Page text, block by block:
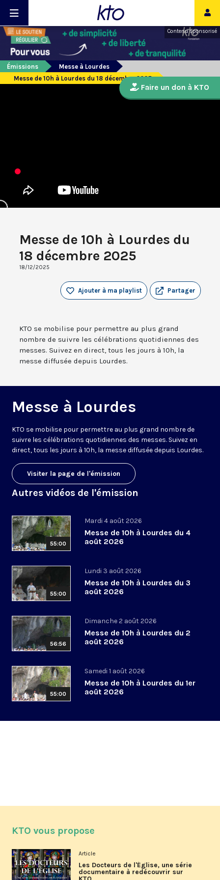
Contenu sponsorisé
Émissions
Messe à Lourdes
Messe de 10h à Lourdes du 18 décembre 2025
Messe de 10h à Lourdes du
18 décembre 2025
18/12/2025
Partager
Ajouter à ma playlist
KTO se mobilise pour permettre au plus grand
nombre de suivre les célébrations quotidiennes des
messes. Suivez en direct, tous les jours à 10h, la
messe diffusée depuis Lourdes.
Messe à Lourdes
KTO se mobilise pour permettre au plus grand nombre de
suivre les célébrations quotidiennes des messes. Suivez en
direct, tous les jours à 10h, la messe diffusée depuis Lourdes.
Visiter la page de l'émission
Autres vidéos de l'émission
55:00
Mardi 4 août 2026
Messe de 10h à Lourdes du 4
août 2026
55:00
Lundi 3 août 2026
Messe de 10h à Lourdes du 3
août 2026
56:56
Dimanche 2 août 2026
Messe de 10h à Lourdes du 2
août 2026
55:00
Samedi 1 août 2026
Messe de 10h à Lourdes du 1er
août 2026
Faire un don à KTO
KTO vous propose
Article
Les Docteurs de l'Église, une série
documentaire à redécouvrir sur